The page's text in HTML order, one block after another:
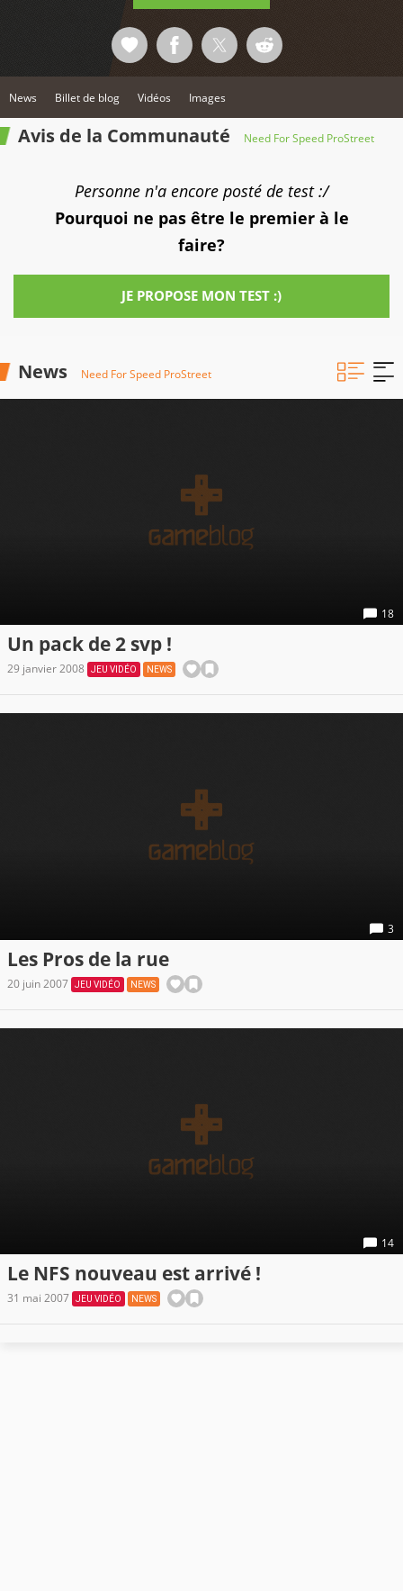
News Billet de blog Vidéos Images
Avis de la Communauté Need For Speed ProStreet
Personne n'a encore posté de test :/
Pourquoi ne pas être le premier à le
faire?
JE PROPOSE MON TEST :)
News Need For Speed ProStreet
18
Un pack de 2 svp !
29 janvier 2008 JEU VIDÉO NEWS
3
Les Pros de la rue
20 juin 2007 JEU VIDÉO NEWS
14
Le NFS nouveau est arrivé !
31 mai 2007 JEU VIDÉO NEWS